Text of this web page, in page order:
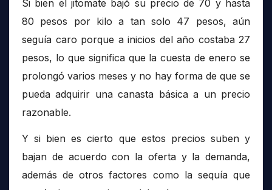
Si bien el jitomate bajó su precio de 70 y hasta
80 pesos por kilo a tan solo 47 pesos, aún
seguía caro porque a inicios del año costaba 27
pesos, lo que significa que la cuesta de enero se
prolongó varios meses y no hay forma de que se
pueda adquirir una canasta básica a un precio
razonable.
Y si bien es cierto que estos precios suben y
bajan de acuerdo con la oferta y la demanda,
además de otros factores como la sequía que